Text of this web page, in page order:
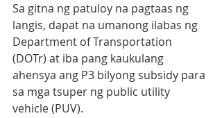
Sa gitna ng patuloy na pagtaas ng
langis, dapat na umanong ilabas ng
Department of Transportation
(DOTr) at iba pang kaukulang
ahensya ang P3 bilyong subsidy para
sa mga tsuper ng public utility
vehicle (PUV).